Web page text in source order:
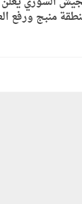
منبج ورفع